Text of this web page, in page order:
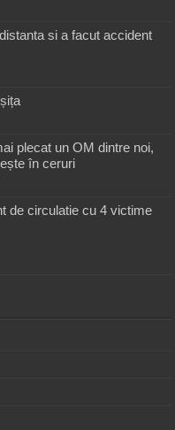
si a facut accident
plecat un OM dintre noi,
în ceruri
de circulatie cu 4 victime